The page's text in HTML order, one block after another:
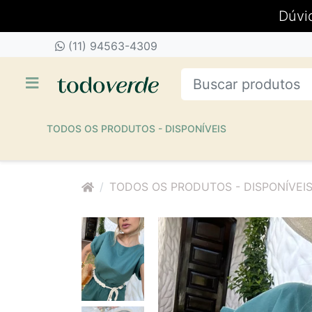
(11) 94563-4309
TODOS OS PRODUTOS - DISPONÍVEIS
TODOS OS PRODUTOS - DISPONÍVEIS